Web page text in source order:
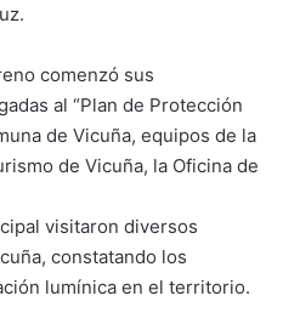
comenzó sus
al “Plan de Protección
de Vicuña, equipos de la
de Vicuña, la Oficina de
visitaron diversos
constatando los
lumínica en el territorio.